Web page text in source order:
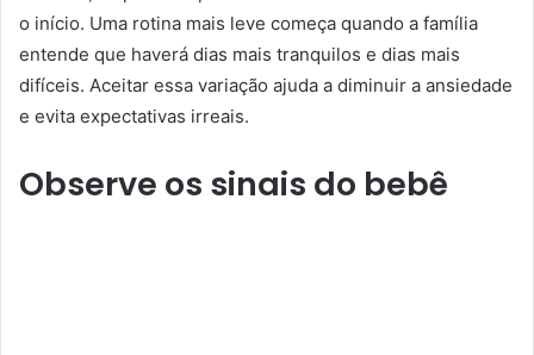
o início. Uma rotina mais leve começa quando a família
entende que haverá dias mais tranquilos e dias mais
difíceis. Aceitar essa variação ajuda a diminuir a ansiedade
e evita expectativas irreais.
Observe os sinais do bebê